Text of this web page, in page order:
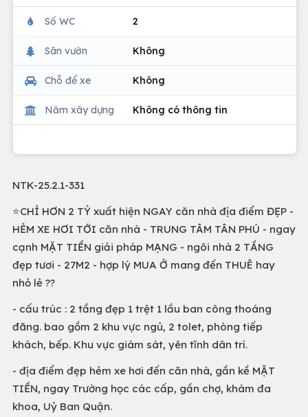
Số WC 2
Sân vườn Không
Chỗ để xe Không
Năm xây dựng Không có thông tin
NTK-25.2.1-331
⭐CHỈ HƠN 2 TỶ xuất hiện NGAY căn nhà địa điểm ĐẸP -
HẺM XE HƠI TỚI căn nhà - TRUNG TÂM TÂN PHÚ - ngay
cạnh MẶT TIỀN giải pháp MẠNG - ngôi nhà 2 TẦNG
đẹp tươi - 27M2 - hợp lý MUA Ở mang đến THUÊ hay
nhỏ lẻ ??
- cấu trúc : 2 tầng đẹp 1 trệt 1 lầu ban công thoáng
đãng. bao gồm 2 khu vực ngủ, 2 tolet, phòng tiếp
khách, bếp. Khu vực giám sát, yên tĩnh dân trí.
- địa điểm đẹp hẻm xe hơi đến căn nhà, gần kề MẶT
TIỀN, ngay Trường học các cấp, gần chợ, khám đa
khoa, Uỷ Ban Quận.